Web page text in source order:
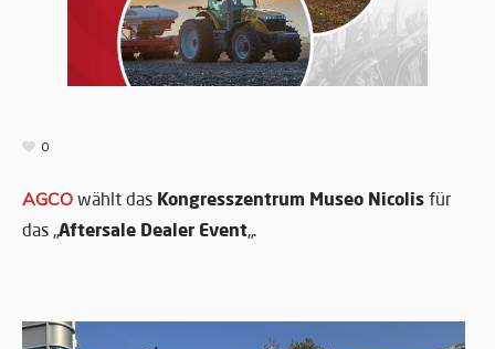
0
AGCO wählt das Kongresszentrum Museo Nicolis für
das „Aftersale Dealer Event„.